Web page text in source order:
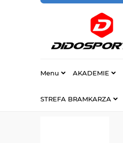
Menu AKADEMIE
STREFA BRAMKARZA